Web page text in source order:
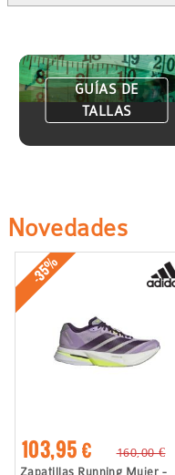
GUÍAS DE
TALLAS
Novedades
-35%
103,95 €
160,00 €
Zapatillas Running Mujer -